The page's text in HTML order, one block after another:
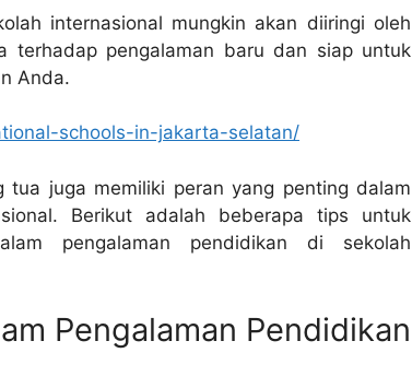
internasional mungkin akan diiringi oleh
terhadap pengalaman baru dan siap untuk
Anda.
schools-in-jakarta-selatan/
juga memiliki peran yang penting dalam
Berikut adalah beberapa tips untuk
pengalaman pendidikan di sekolah
Pengalaman Pendidikan